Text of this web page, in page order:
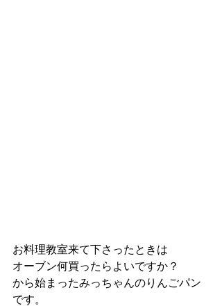
お料理教室来て下さったときは
オーブン何買ったらよいですか？
から始まったみっちゃんのりんごパン
です。